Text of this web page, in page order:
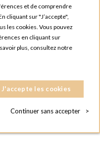
37 cl
et de comprendre
cliquant sur "J’accepte",
les cookies. Vous pouvez
en cliquant sur
plus, consultez notre
J'accepte les cookies
Continuer sans accepter >